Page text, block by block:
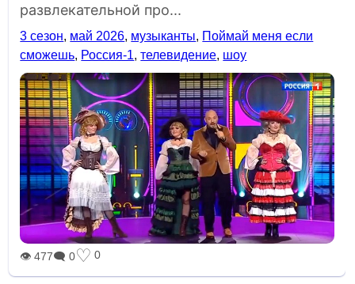
развлекательной про...
3 сезон, май 2026, музыканты, Поймай меня если
сможешь, Россия-1,телевидение, шоу
👁 477🗨 0♡ 0